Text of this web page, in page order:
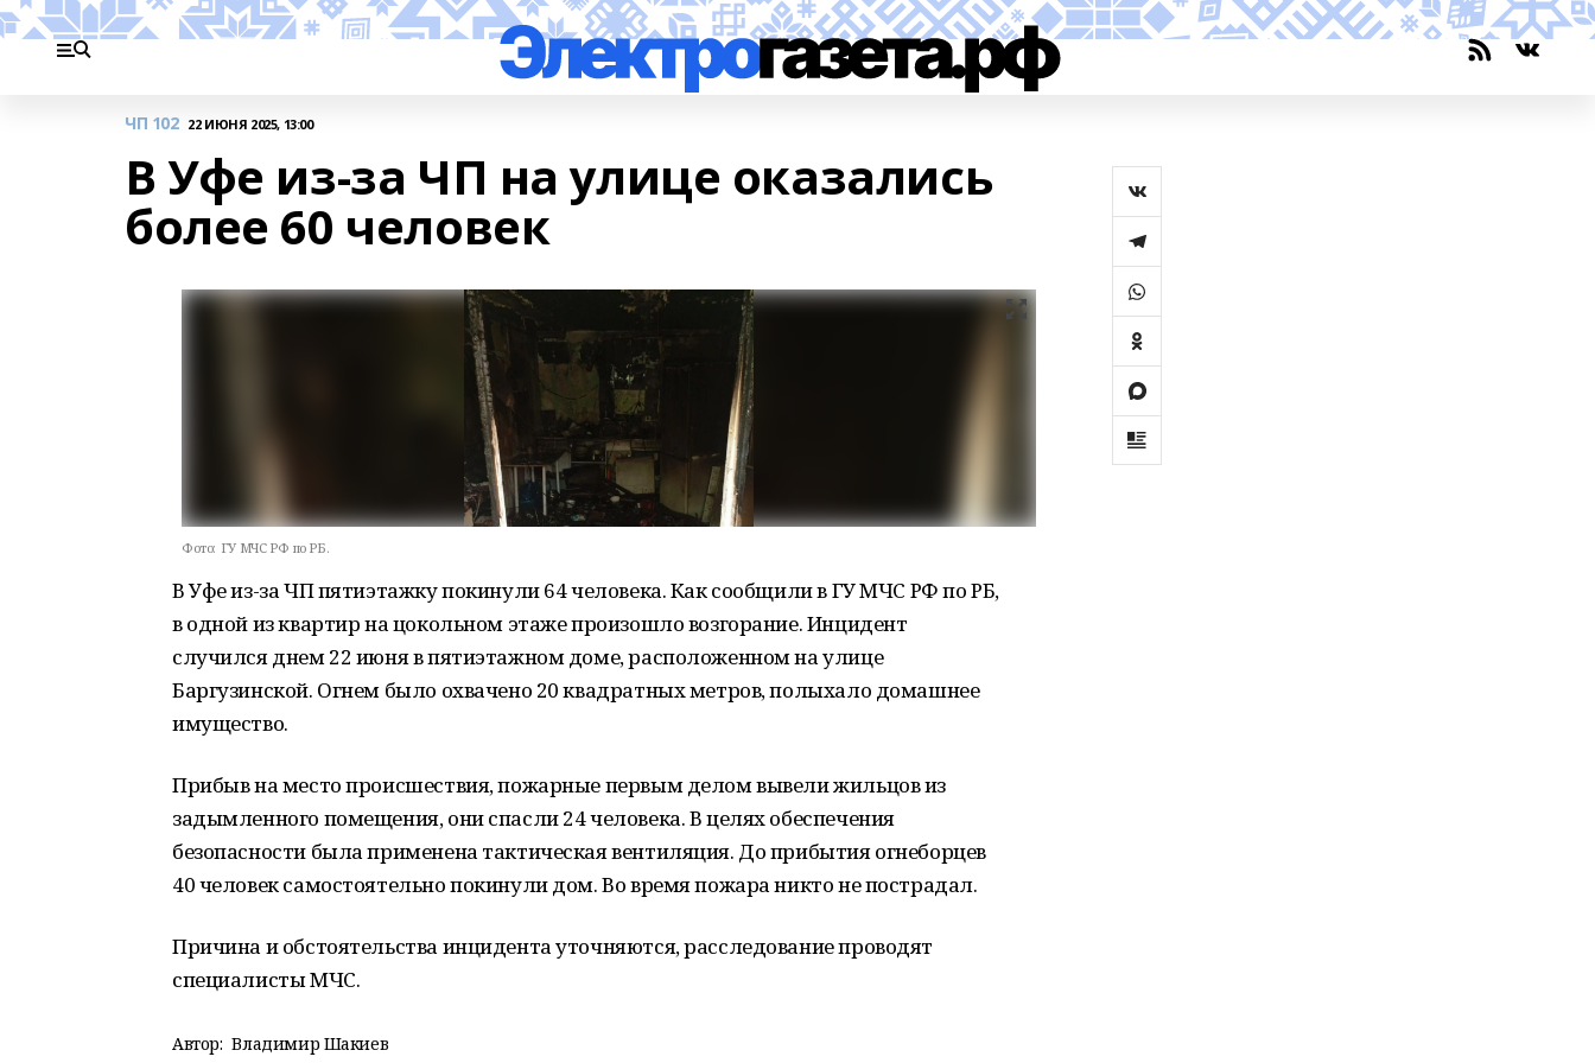
ЧП 102 22 ИЮНЯ 2025, 13:00
В Уфе из-за ЧП на улице оказались
более 60 человек
Фото: ГУ МЧС РФ по РБ.
В Уфе из-за ЧП пятиэтажку покинули 64 человека. Как сообщили в ГУ МЧС РФ по РБ,
в одной из квартир на цокольном этаже произошло возгорание. Инцидент
случился днем 22 июня в пятиэтажном доме, расположенном на улице
Баргузинской. Огнем было охвачено 20 квадратных метров, полыхало домашнее
имущество.
Прибыв на место происшествия, пожарные первым делом вывели жильцов из
задымленного помещения, они спасли 24 человека. В целях обеспечения
безопасности была применена тактическая вентиляция. До прибытия огнеборцев
40 человек самостоятельно покинули дом. Во время пожара никто не пострадал.
Причина и обстоятельства инцидента уточняются, расследование проводят
специалисты МЧС.
Автор: Владимир Шакиев